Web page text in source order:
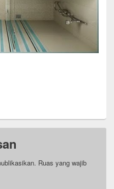
Ruas yang wajib